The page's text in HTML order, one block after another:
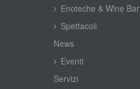
Enoteche & Wine Bar
Spettacoli
New
Eventi
Servizi